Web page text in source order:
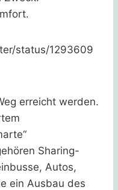
status/1293609
erreicht werden.
Sharing-
Autos,
ein Ausbau des